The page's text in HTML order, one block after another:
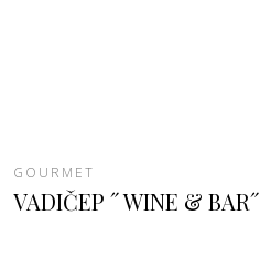
GOURMET
VADIČEP ˝WINE & BAR˝